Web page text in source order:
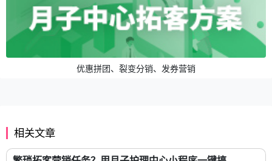
优惠拼团、裂变分销、发券营销
相关文章